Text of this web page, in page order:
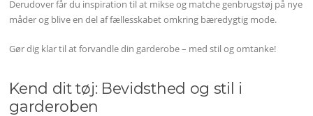
Derudover får du inspiration til at mikse og matche genbrugstøj på nye
måder og blive en del af fællesskabet omkring bæredygtig mode.
Gør dig klar til at forvandle din garderobe – med stil og omtanke!
Kend dit tøj: Bevidsthed og stil i
garderoben